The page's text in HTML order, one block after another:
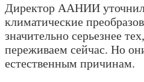
Директор ААНИИ
климатические
значительно серьезнее
переживаем сейчас. Но
естественным причинам.